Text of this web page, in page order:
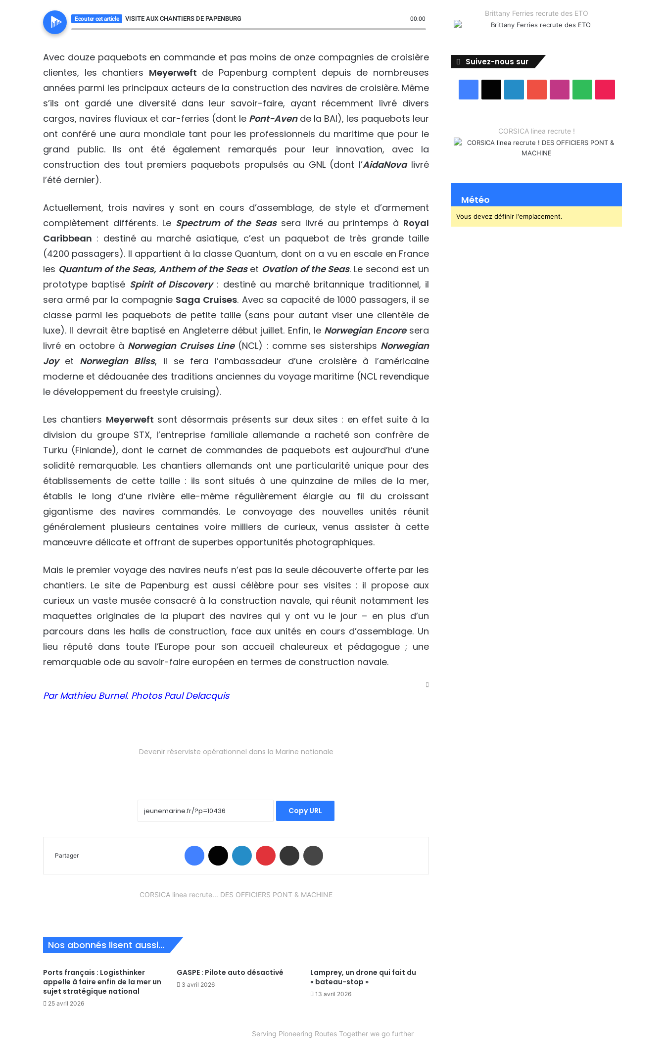
Ecouter cet article VISITE AUX CHANTIERS DE PAPENBURG 00:00
Avec douze paquebots en commande et pas moins de onze compagnies de croisière
clientes, les chantiers Meyerweft de Papenburg comptent depuis de nombreuses
années parmi les principaux acteurs de la construction des navires de croisière. Même
s’ils ont gardé une diversité dans leur savoir-faire, ayant récemment livré divers
cargos, navires fluviaux et car-ferries (dont le Pont-Avende la BAI), les paquebots leur
ont conféré une aura mondiale tant pour les professionnels du maritime que pour le
grand public. Ils ont été également remarqués pour leur innovation, avec la
construction des tout premiers paquebots propulsés au GNL (dont l’AidaNovalivré
l’été dernier).
Actuellement, trois navires y sont en cours d’assemblage, de style et d’armement
complètement différents. Le Spectrum of the Seassera livré au printemps à Royal
Caribbean : destiné au marché asiatique, c’est un paquebot de très grande taille
(4200 passagers). Il appartient à la classe Quantum, dont on a vu en escale en France
les Quantum of the Seas, Anthem of the Seaset Ovation of the Seas. Le second est un
prototype baptisé Spirit of Discovery: destiné au marché britannique traditionnel, il
sera armé par la compagnie Saga Cruises. Avec sa capacité de 1000 passagers, il se
classe parmi les paquebots de petite taille (sans pour autant viser une clientèle de
luxe). Il devrait être baptisé en Angleterre début juillet. Enfin, le Norwegian Encoresera
livré en octobre à Norwegian Cruises Line(NCL) : comme ses sisterships Norwegian
Joy et Norwegian Bliss, il se fera l’ambassadeur d’une croisière à l’américaine
moderne et dédouanée des traditions anciennes du voyage maritime (NCL revendique
le développement du freestyle cruising).
Les chantiers Meyerweft sont désormais présents sur deux sites : en effet suite à la
division du groupe STX, l’entreprise familiale allemande a racheté son confrère de
Turku (Finlande), dont le carnet de commandes de paquebots est aujourd’hui d’une
solidité remarquable. Les chantiers allemands ont une particularité unique pour des
établissements de cette taille : ils sont situés à une quinzaine de miles de la mer,
établis le long d’une rivière elle-même régulièrement élargie au fil du croissant
gigantisme des navires commandés. Le convoyage des nouvelles unités réunit
généralement plusieurs centaines voire milliers de curieux, venus assister à cette
manœuvre délicate et offrant de superbes opportunités photographiques.
Mais le premier voyage des navires neufs n’est pas la seule découverte offerte par les
chantiers. Le site de Papenburg est aussi célèbre pour ses visites : il propose aux
curieux un vaste musée consacré à la construction navale, qui réunit notamment les
maquettes originales de la plupart des navires qui y ont vu le jour – en plus d’un
parcours dans les halls de construction, face aux unités en cours d’assemblage. Un
lieu réputé dans toute l’Europe pour son accueil chaleureux et pédagogue ; une
remarquable ode au savoir-faire européen en termes de construction navale.
Par Mathieu Burnel. Photos Paul Delacquis
Devenir réserviste opérationnel dans la Marine nationale
Copy URL
Partager
Facebook Linkedin Pinterest Partager par email
CORSICA linea recrute... DES OFFICIERS PONT & MACHINE
Nos abonnés lisent aussi...
Ports français : Logisthinker
appelle à faire enfin de la mer un
sujet stratégique national
25 avril 2026
GASPE : Pilote auto désactivé
3 avril 2026
Lamprey, un drone qui fait du
« bateau-stop »
13 avril 2026
Brittany Ferries recrute des ETO
Suivez-nous sur
CORSICA linea recrute !
Météo
Vous devez définir l'emplacement.
Serving Pioneering Routes Together we go further